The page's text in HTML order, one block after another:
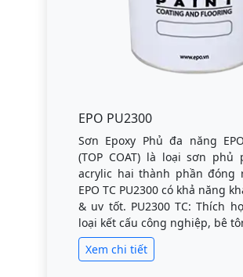
EPO PU2300
Sơn Epoxy Phủ đa năng
(TOP COAT) là loại sơn phủ
acrylic hai thành phần đóng
EPO TC PU2300 có khả năng
& uv tốt. PU2300 TC: Thích
loại kết cấu công nghiệp, bê
Xem chi tiết